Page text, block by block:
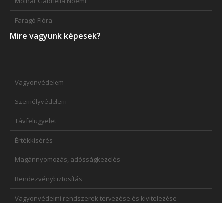
Faragó Flóra
Mire vagyunk képesek?
Vagyonvédelem
Személyvédelem
Távfelügyelet
Értékkísérés
Magánnyomozás, adósságkezelés
Rendezvénybiztosítás
Vagyonvédelmi rendszerek tervezése és kivitelezése